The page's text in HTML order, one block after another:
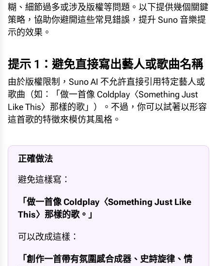
糊、細節過多或涉及版權等問題。以下提供幾個關鍵
策略，協助你避開這些常見錯誤，提升 Suno 音樂提
示的效果。
提示 1：避免直接寫出藝人或歌曲名稱
由於版權限制，Suno AI 不允許直接引用特定藝人或
歌曲（如：「做一首像 Coldplay〈Something Just
Like This〉那樣的歌」）。不過，你可以試著以形容
這首歌的特徵來模仿其風格。
正確做法
避免這樣寫：
「做一首像 Coldplay〈Something Just Like
This〉那樣的歌。」
可以改成這樣：
「創作一首帶有氛圍感合成器、史詩旋律、情